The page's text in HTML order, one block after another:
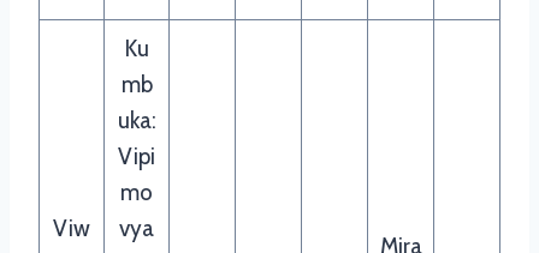
Viw
Ku
mb
uka:
Vipi
mo
vya
Mira